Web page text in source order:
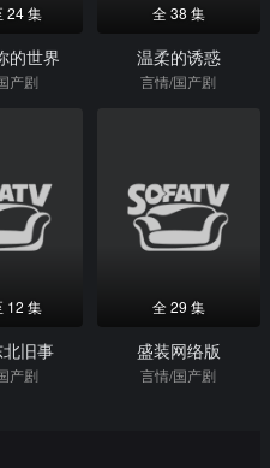
24 集
的世界
产剧
全 38 集
温柔的诱惑
言情/国产剧
12 集
北旧事
产剧
全 29 集
盛装网络版
言情/国产剧